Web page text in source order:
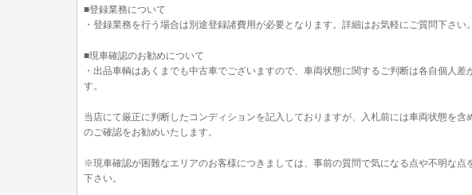
■登録業務について
・登録業務を行う場合は別途登録諸費用が必要となります。詳細はお気軽にご質問下さい
■現車確認のお勧めについて
・出品車輌はあくまでも中古車でございますので、車両状態に関するご判断は各自個人差
す。
当店にて厳正に判断したコンディションを記入しておりますが、入札前には車両状態を含
のご確認をお勧めいたします。
※現車確認が困難なエリアのお客様につきましては、事前の質問で気になる点や不明な点
下さい。